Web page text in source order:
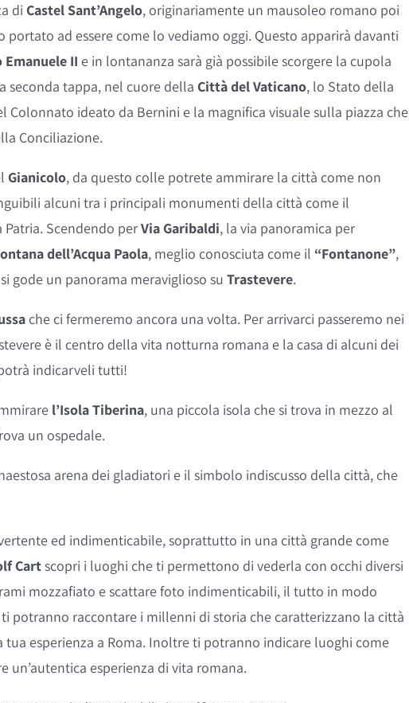
di Castel Sant’Angelo, originariamente un mausoleo romano poi
ad essere come lo vediamo oggi. Questo apparirà davanti
II e in lontananza sarà già possibile scorgere la cupola
seconda tappa, nel cuore della Città del Vaticano, lo Stato della
Colonnato ideato da Bernini e la magnifica visuale sulla piazza che
Conciliazione.
Gianicolo, da questo colle potrete ammirare la città come non
alcuni tra i principali monumenti della città come il
Patria. Scendendo perVia Garibaldi, la via panoramica per
dell’Acqua Paola, meglio conosciuta come il “Fontanone”,
gode un panorama meraviglioso su Trastevere.
che ci fermeremo ancora una volta. Per arrivarci passeremo nei
è il centro della vita notturna romana e la casa di alcuni dei
indicarveli tutti!
l’Isola Tiberina, una piccola isola che si trova in mezzo al
un ospedale.
arena dei gladiatori e il simbolo indiscusso della città, che
ed indimenticabile, soprattutto in una città grande come
Cartscopri i luoghi che ti permettono di vederla con occhi diversi
mozzafiato e scattare foto indimenticabili, il tutto in modo
potranno raccontare i millenni di storia che caratterizzano la città
esperienza a Roma. Inoltre ti potranno indicare luoghi come
un’autentica esperienza di vita romana.